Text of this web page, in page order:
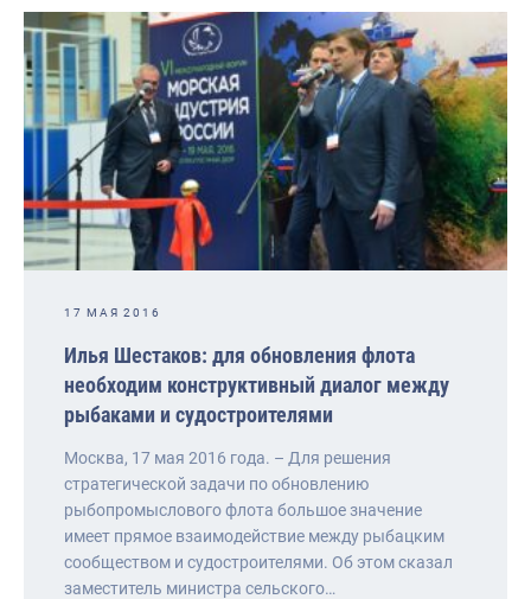
17 МАЯ 2016
Илья Шестаков: для обновления флота
необходим конструктивный диалог между
рыбаками и судостроителями
Москва, 17 мая 2016 года. – Для решения
стратегической задачи по обновлению
рыбопромыслового флота большое значение
имеет прямое взаимодействие между рыбацким
сообществом и судостроителями. Об этом сказал
заместитель министра сельского…